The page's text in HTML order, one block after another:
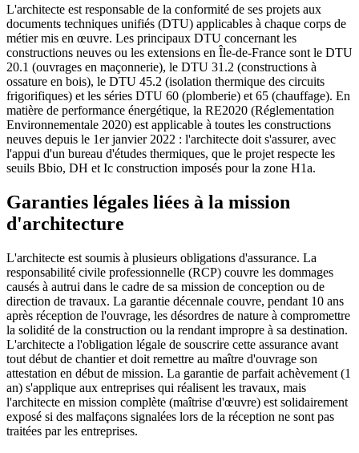
L'architecte est responsable de la conformité de ses projets aux
documents techniques unifiés (DTU) applicables à chaque corps de
métier mis en œuvre. Les principaux DTU concernant les
constructions neuves ou les extensions en Île-de-France sont le DTU
20.1 (ouvrages en maçonnerie), le DTU 31.2 (constructions à
ossature en bois), le DTU 45.2 (isolation thermique des circuits
frigorifiques) et les séries DTU 60 (plomberie) et 65 (chauffage). En
matière de performance énergétique, la RE2020 (Réglementation
Environnementale 2020) est applicable à toutes les constructions
neuves depuis le 1er janvier 2022 : l'architecte doit s'assurer, avec
l'appui d'un bureau d'études thermiques, que le projet respecte les
seuils Bbio, DH et Ic construction imposés pour la zone H1a.
Garanties légales liées à la mission
d'architecture
L'architecte est soumis à plusieurs obligations d'assurance. La
responsabilité civile professionnelle (RCP) couvre les dommages
causés à autrui dans le cadre de sa mission de conception ou de
direction de travaux. La garantie décennale couvre, pendant 10 ans
après réception de l'ouvrage, les désordres de nature à compromettre
la solidité de la construction ou la rendant impropre à sa destination.
L'architecte a l'obligation légale de souscrire cette assurance avant
tout début de chantier et doit remettre au maître d'ouvrage son
attestation en début de mission. La garantie de parfait achèvement (1
an) s'applique aux entreprises qui réalisent les travaux, mais
l'architecte en mission complète (maîtrise d'œuvre) est solidairement
exposé si des malfaçons signalées lors de la réception ne sont pas
traitées par les entreprises.